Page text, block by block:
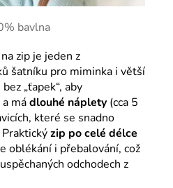
bavlna
zip je jeden z
šatníku pro miminka i větší
„ťapek“, aby
mádlouhé náplety (cca 5
které se snadno
zip po celé délce
oblékání i přebalování, což
odchodech z